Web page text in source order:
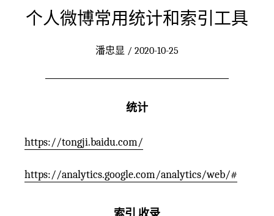
个人微博常用统计和索引工具
潘忠显 / 2020-10-25
统计
https://tongji.baidu.com/
https://analytics.google.com/analytics/web/#